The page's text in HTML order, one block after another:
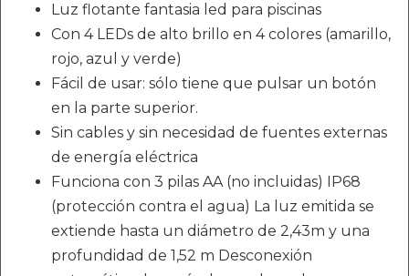
Luz flotante fantasia led para piscinas
Con 4 LEDs de alto brillo en 4 colores (amarillo,
rojo, azul y verde)
Fácil de usar: sólo tiene que pulsar un botón
en la parte superior.
Sin cables y sin necesidad de fuentes externas
de energía eléctrica
Funciona con 3 pilas AA (no incluidas) IP68
(protección contra el agua) La luz emitida se
extiende hasta un diámetro de 2,43m y una
profundidad de 1,52 m Desconexión